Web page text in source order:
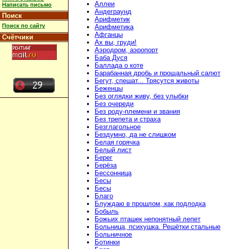
Написать письмо
Поиск
Поиск по сайту
Счётчики
Аллеи
Андеграунд
Арифметик
Арифметика
Афганцы
Ах вы, груди!
Аэродром, аэропорт
Баба Дуся
Баллада о коте
Барабанная дробь и прощальный салют
Бегут, спешат... Трясутся животы
Беженцы
Без оглядки живу, без улыбки
Без очереди
Без роду-племени и звания
Без трепета и страха
Безглагольное
Бездумно, да не слишком
Белая горячка
Белый лист
Берег
Берёза
Бессонница
Бесы
Бесы
Благо
Блуждаю в прошлом, как подлодка
Бобыль
Божьих пташек непонятный лепет
Больница, психушка. Решётки стальные
Больничное
Ботинки